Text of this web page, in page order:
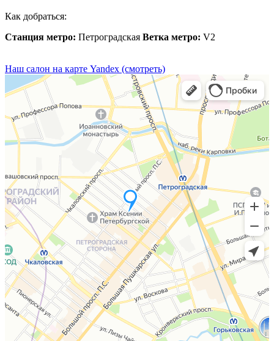
Как добраться:
Станция метро: Петроградская Ветка метро: V2
Наш салон на карте Yandex (смотреть)